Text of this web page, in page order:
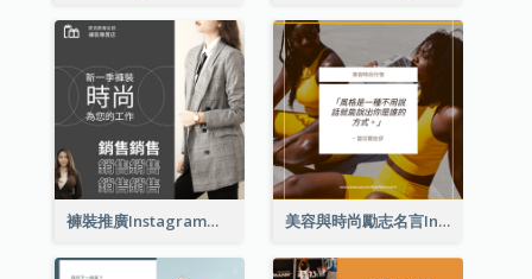
褲裝推廣Instagram帖子 美容與時尚勵志名言Instagram帖子